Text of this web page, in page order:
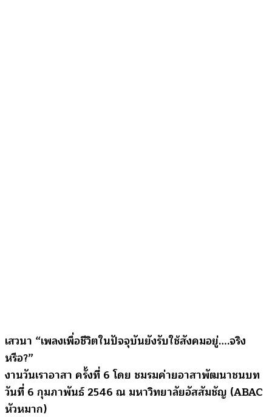
เสวนา “เพลงเพื่อชีวิตในปัจจุบันยังรับใช้สังคมอยู่….จริง
หรือ?”
งานวันเราอาสา ครั้งที่ 6 โดย ชมรมค่ายอาสาพัฒนาชนบท
วันที่ 6 กุมภาพันธ์ 2546 ณ มหาวิทยาลัยอัสสัมชัญ (ABAC
หัวหมาก)